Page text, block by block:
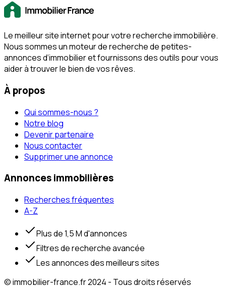
Le meilleur site internet pour votre recherche immobilière.
Nous sommes un moteur de recherche de petites-
annonces d‘immobilier et fournissons des outils pour vous
aider à trouver le bien de vos rêves.
À propos
Qui sommes-nous ?
Notre blog
Devenir partenaire
Nous contacter
Supprimer une annonce
Annonces immobilières
Recherches fréquentes
A-Z
Plus de 1,5 M d'annonces
Filtres de recherche avancée
Les annonces des meilleurs sites
© immobilier-france.fr 2024 - Tous droits réservés